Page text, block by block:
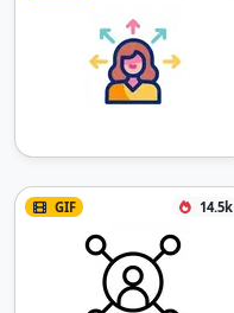
GIF 14.5k